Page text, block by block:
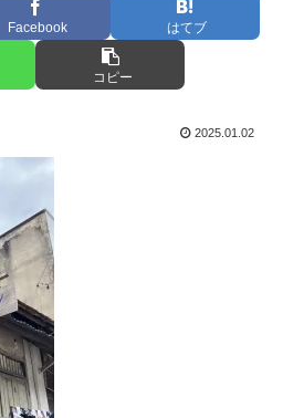
Facebook はてブ
コピー
2025.01.02